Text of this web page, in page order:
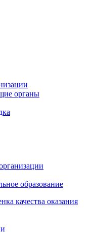
органы
образование
качества оказания